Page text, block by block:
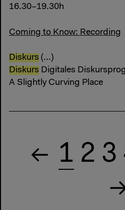
16.30–19.30h
Coming to Know: Recording
Diskurs (...)
Diskurs Digitales
A Slightly Curving Place
1 2 3